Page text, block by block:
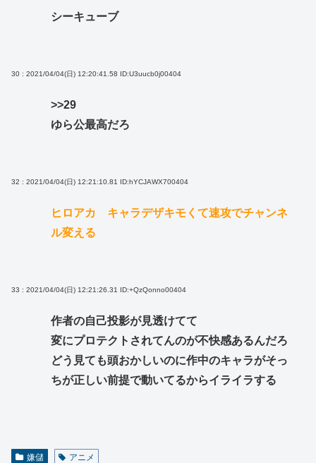
シーキューブ
30 : 2021/04/04(日) 12:20:41.58 ID:U3uucb0j00404
>>29
ゆら公最高だろ
32 : 2021/04/04(日) 12:21:10.81 ID:hYCJAWX700404
ヒロアカ キャラデザキモくて速攻でチャンネ
ル変える
33 : 2021/04/04(日) 12:21:26.31 ID:+QzQonno00404
作者の自己投影が見透けてて
変にプロテクトされてんのが不快感あるんだろ
どう見ても頭おかしいのに作中のキャラがそっ
ちが正しい前提で動いてるからイライラする
嫌儲 アニメ